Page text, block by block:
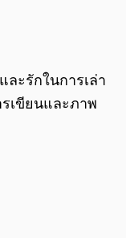
ะรักในการเล่า
รเขียนและภาพ